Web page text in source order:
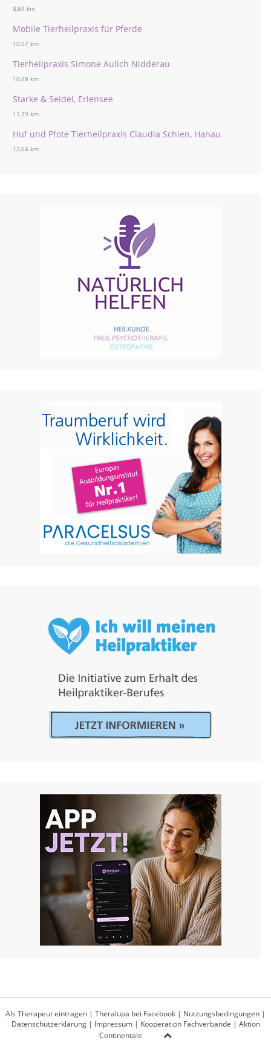
8,84 km
Mobile Tierheilpraxis für Pferde
10,07 km
Tierheilpraxis Simone Aulich Nidderau
10,48 km
Starke & Seidel, Erlensee
11,39 km
Huf und Pfote Tierheilpraxis Claudia Schien, Hanau
12,64 km
Als Therapeut eintragen | Theralupa bei Facebook | Nutzungsbedingungen |
Datenschutzerklärung| Impressum| Kooperation Fachverbände | Aktion
Continentale